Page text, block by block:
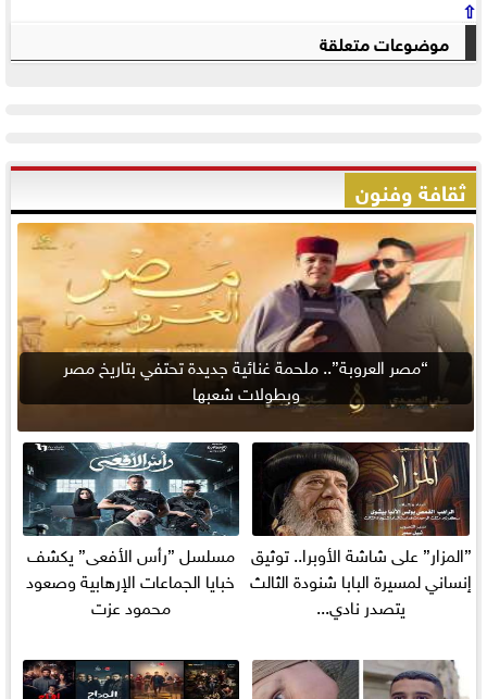
⇧
موضوعات متعلقة
ثقافة وفنون
“مصر العروبة”.. ملحمة غنائية جديدة تحتفي بتاريخ مصر
وبطولات شعبها
”المزار” على شاشة الأوبرا.. توثيق
إنساني لمسيرة البابا شنودة الثالث
يتصدر نادي...
مسلسل ”رأس الأفعى” يكشف
خبايا الجماعات الإرهابية وصعود
محمود عزت